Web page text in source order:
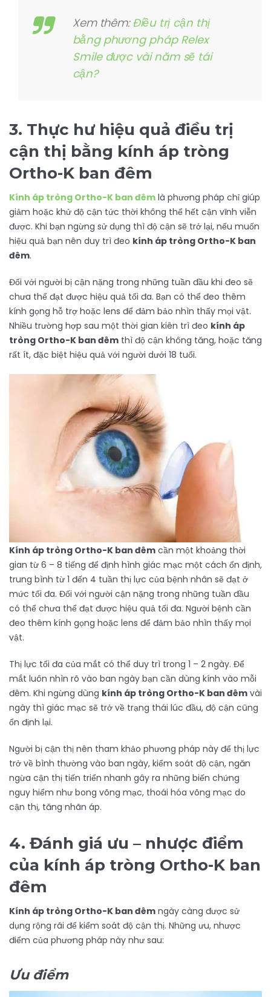
Xem thêm:Điều trị cận thị
bằng phương pháp Relex
Smile được vài năm sẽ tái
cận?
3. Thực hư hiệu quả điều trị
cận thị bằng kính áp tròng
Ortho-K ban đêm
Kính áp tròng Ortho-K ban đêm là phương pháp chỉ giúp
giảm hoặc khử độ cận tức thời không thể hết cận vĩnh viễn
được. Khi bạn ngừng sử dụng thì độ cận sẽ trở lại, nếu muốn
hiệu quả bạn nên duy trì đeo kính áp tròng Ortho-K ban
đêm.
Đối với người bị cận nặng trong những tuần đầu khi đeo sẽ
chưa thể đạt được hiệu quả tối đa. Bạn có thể đeo thêm
kính gọng hỗ trợ hoặc lens để đảm bảo nhìn thấy mọi vật.
Nhiều trường hợp sau một thời gian kiên trì đeo kính áp
tròng Ortho-K ban đêm thì độ cận không tăng, hoặc tăng
rất ít, đặc biệt hiệu quả với người dưới 18 tuổi.
Kính áp tròng Ortho-K ban đêm cần một khoảng thời
gian từ 6 – 8 tiếng để định hình giác mạc một cách ổn định,
trung bình từ 1 đến 4 tuần thị lực của bệnh nhân sẽ đạt ở
mức tối đa. Đối với người cận nặng trong những tuần đầu
có thể chưa thể đạt được hiệu quả tối đa. Người bệnh cần
đeo thêm kính gọng hoặc lens để đảm bảo nhìn thấy mọi
vật.
Thị lực tối đa của mắt có thể duy trì trong 1 – 2 ngày. Để
mắt luôn nhìn rõ vào ban ngày bạn cần dùng kính vào mỗi
đêm. Khi ngừng dùng kính áp tròng Ortho-K ban đêm vài
ngày thì giác mạc sẽ trở về trạng thái lúc đầu, độ cận cũng
ổn định lại.
Người bị cận thị nên tham khảo phương pháp này để thị lực
trở về bình thường vào ban ngày, kiểm soát độ cận, ngăn
ngừa cận thị tiến triển nhanh gây ra những biến chứng
nguy hiểm như bong võng mạc, thoái hóa võng mạc do
cận thị, tăng nhãn áp.
4. Đánh giá ưu – nhược điểm
của kính áp tròng Ortho-K ban
đêm
Kính áp tròng Ortho-K ban đêm ngày càng được sử
dụng rộng rãi để kiểm soát độ cận thị. Những ưu, nhược
điểm của phương pháp này như sau:
Ưu điểm